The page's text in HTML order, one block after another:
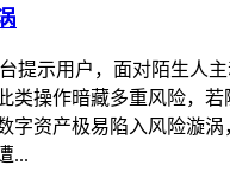
提示用户，面对陌生人
类操作暗藏多重风险，若
字资产极易陷入风险漩
...